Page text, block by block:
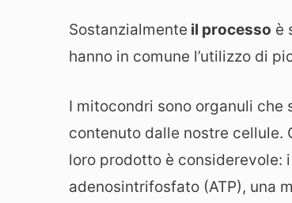
Sostanzialmente il processo è
hanno in comune l’utilizzo di
I mitocondri sono organuli
contenuto dalle nostre cellule.
loro prodotto è considerevole:
adenosintrifosfato (ATP), una